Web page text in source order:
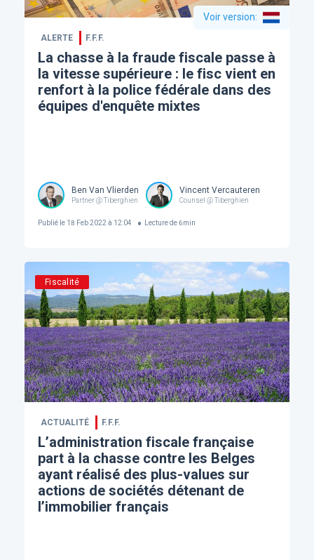
Voir version:
ALERTE F.F.F.
La chasse à la fraude fiscale passe à
la vitesse supérieure : le fisc vient en
renfort à la police fédérale dans des
équipes d'enquête mixtes
Ben Van Vlierden
Partner @ Tiberghien
Vincent Vercauteren
Counsel @ Tiberghien
Publié le18 Feb 2022 à 12:04 Lecture de6min
Fiscalité
ACTUALITÉ F.F.F.
L’administration fiscale française
part à la chasse contre les Belges
ayant réalisé des plus-values sur
actions de sociétés détenant de
l’immobilier français